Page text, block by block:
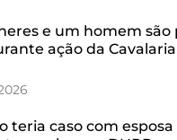
e um homem são
ação da
teria caso com esposa